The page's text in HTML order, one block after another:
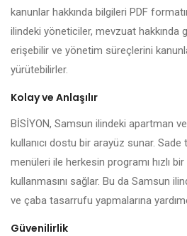
kanunlar hakkında bilgileri PDF
ilindeki yöneticiler, mevzuat hakkında
erişebilir ve yönetim süreçlerini
yürütebilirler.
Kolay ve Anlaşılır
BİSİYON, Samsun ilindeki apartman
kullanıcı dostu bir arayüz sunar. Sade
menüleri ile herkesin programı hızlı
kullanmasını sağlar. Bu da Samsun
ve çaba tasarrufu yapmalarına
Güvenilirlik